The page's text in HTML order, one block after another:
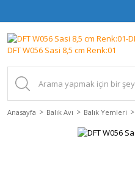
Anasayfa Balık Avı Balık Yemleri